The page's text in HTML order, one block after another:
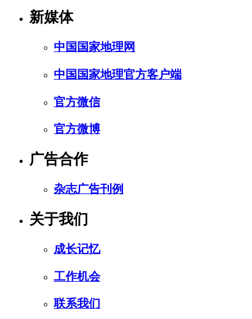
新媒体
中国国家地理网
中国国家地理官方客户端
官方微信
官方微博
广告合作
杂志广告刊例
关于我们
成长记忆
工作机会
联系我们